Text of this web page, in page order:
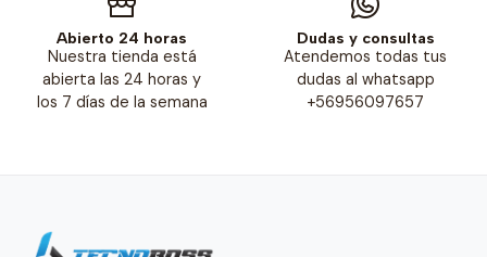
Abierto 24 horas
Nuestra tienda está
abierta las 24 horas y
los 7 días de la semana
Dudas y consultas
Atendemos todas tus
dudas al whatsapp
+56956097657